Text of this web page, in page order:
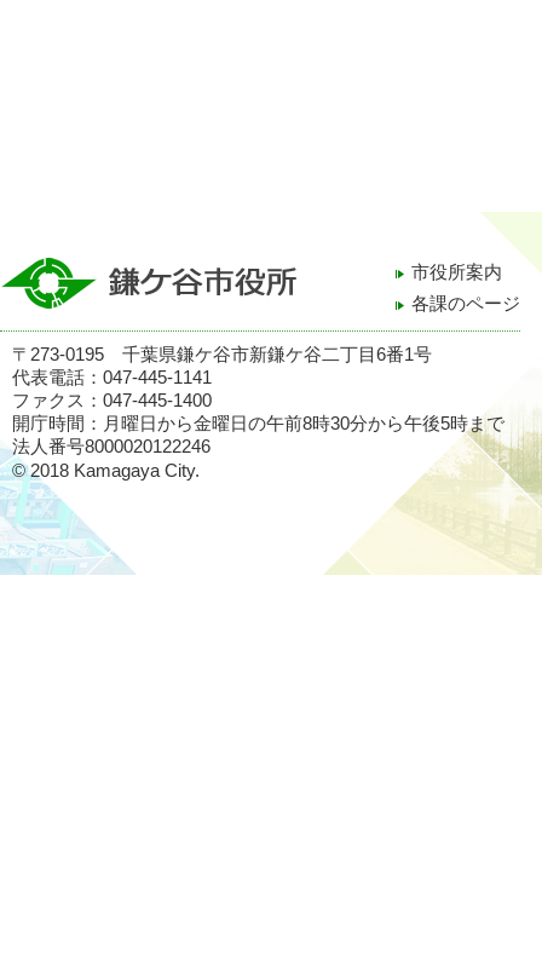
市役所案内
各課のページ
〒273-0195 千葉県鎌ケ谷市新鎌ケ谷二丁目6番1号
代表電話：047-445-1141
ファクス：047-445-1400
開庁時間：月曜日から金曜日の午前8時30分から午後5時まで
法人番号8000020122246
© 2018 Kamagaya City.